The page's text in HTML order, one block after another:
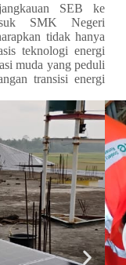
SEB ke
SMK Negeri
tidak hanya
teknologi energi
muda yang peduli
transisi energi